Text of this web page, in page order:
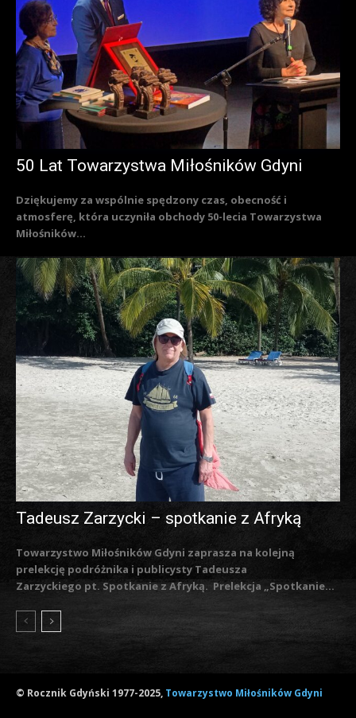
50 Lat Towarzystwa Miłośników Gdyni
Dziękujemy za wspólnie spędzony czas, obecność i
atmosferę, która uczyniła obchody 50-lecia Towarzystwa
Miłośników...
Tadeusz Zarzycki – spotkanie z Afryką
Towarzystwo Miłośników Gdyni zaprasza na kolejną
prelekcję podróżnika i publicysty Tadeusza
Zarzyckiego pt. Spotkanie z Afryką. Prelekcja „Spotkanie...
© Rocznik Gdyński 1977-2025, Towarzystwo Miłośników Gdyni